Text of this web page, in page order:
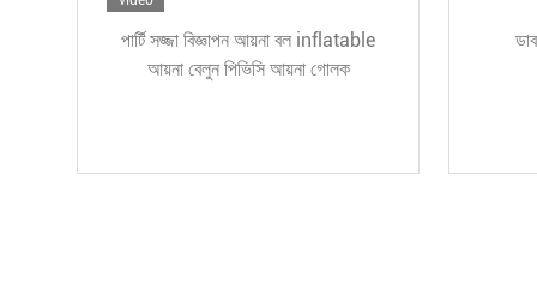
ক্রিসমাস ডেকোরেশন inflatable ক্যান্ডি
ক্যান মিরর দৈত্য inflatable ক্যান্ডি ক্যান